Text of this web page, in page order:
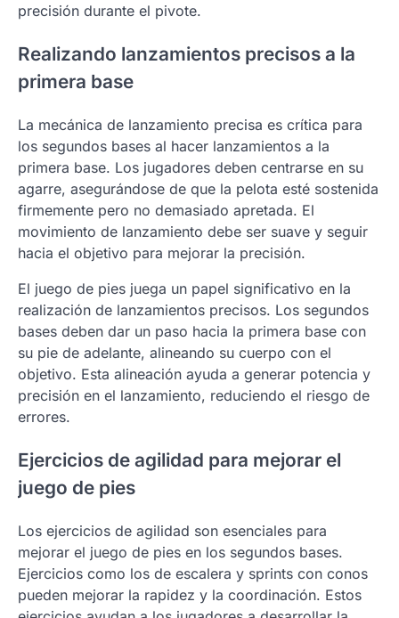
precisión durante el pivote.
Realizando lanzamientos precisos a la
primera base
La mecánica de lanzamiento precisa es crítica para
los segundos bases al hacer lanzamientos a la
primera base. Los jugadores deben centrarse en su
agarre, asegurándose de que la pelota esté sostenida
firmemente pero no demasiado apretada. El
movimiento de lanzamiento debe ser suave y seguir
hacia el objetivo para mejorar la precisión.
El juego de pies juega un papel significativo en la
realización de lanzamientos precisos. Los segundos
bases deben dar un paso hacia la primera base con
su pie de adelante, alineando su cuerpo con el
objetivo. Esta alineación ayuda a generar potencia y
precisión en el lanzamiento, reduciendo el riesgo de
errores.
Ejercicios de agilidad para mejorar el
juego de pies
Los ejercicios de agilidad son esenciales para
mejorar el juego de pies en los segundos bases.
Ejercicios como los de escalera y sprints con conos
pueden mejorar la rapidez y la coordinación. Estos